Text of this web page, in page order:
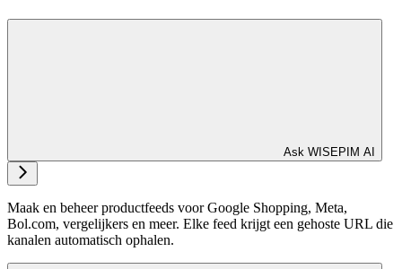
Ask WISEPIM AI
Maak en beheer productfeeds voor Google Shopping, Meta,
Bol.com, vergelijkers en meer. Elke feed krijgt een gehoste URL die
kanalen automatisch ophalen.